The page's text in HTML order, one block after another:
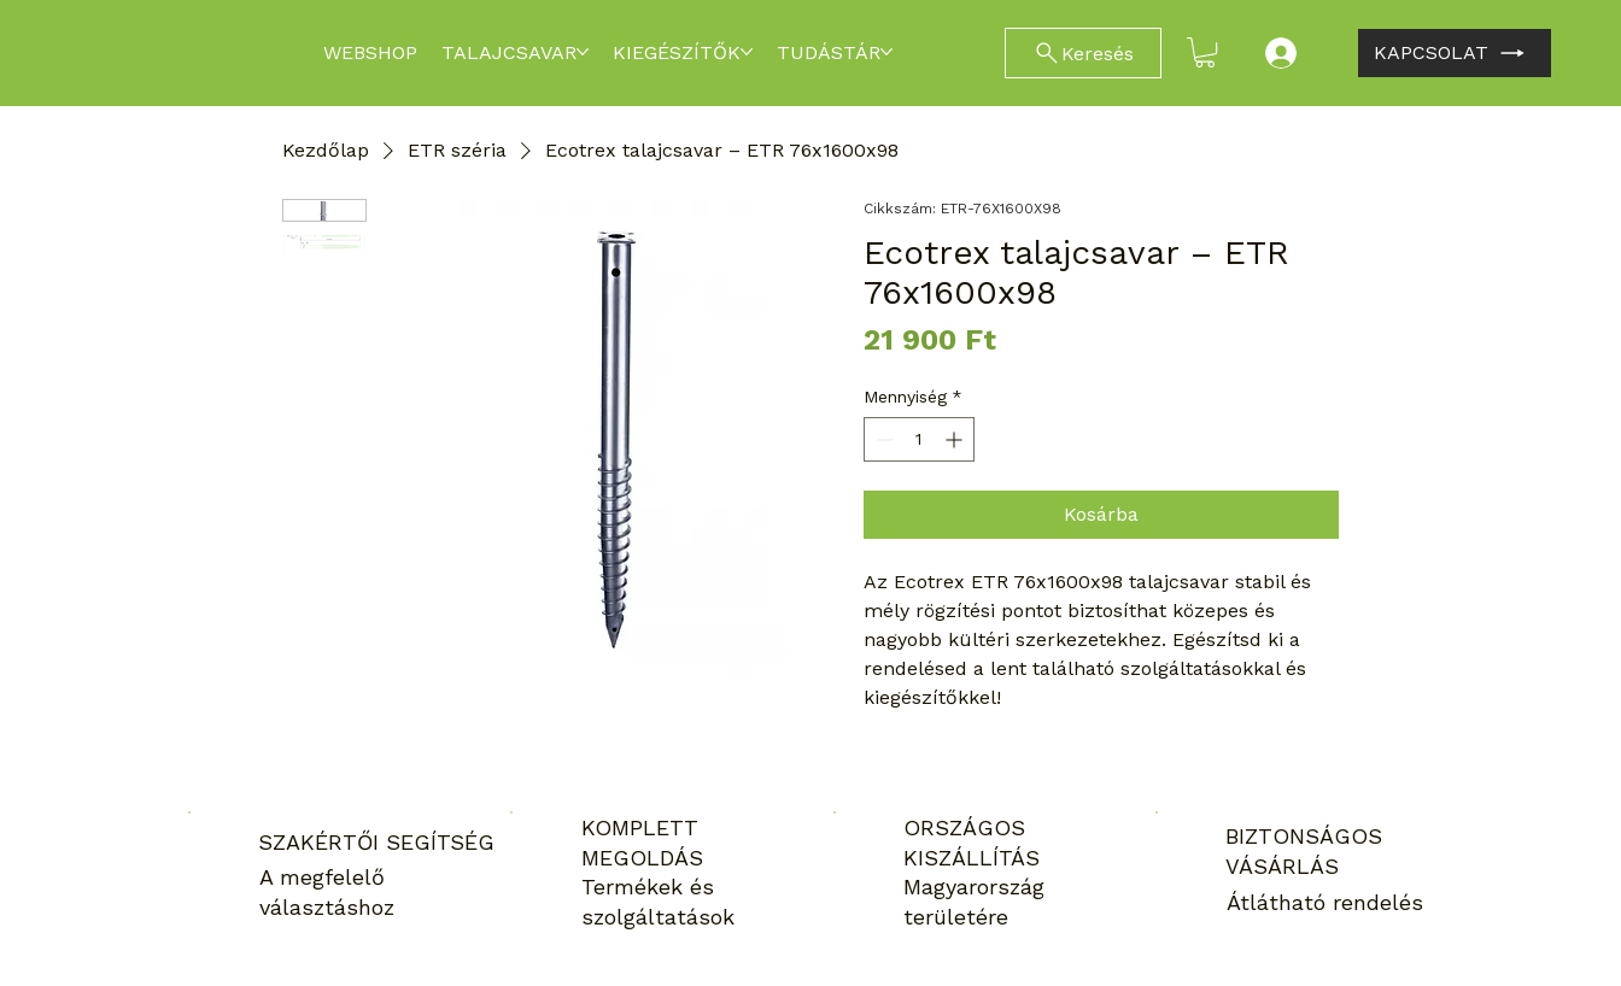
WEBSHOP TALAJCSAVAR KIEGÉSZÍTŐK TUDÁSTÁR Keresés KAPCSOLAT
SZAKÉRTŐI SEGÍTSÉG
A megfelelő
választáshoz
KOMPLETT
MEGOLDÁS
Termékek és
szolgáltatások
ORSZÁGOS
KISZÁLLÍTÁS
Magyarország
területére
BIZTONSÁGOS
VÁSÁRLÁS
Átlátható rendelés
Kezdőlap ETR széria Ecotrex talajcsavar – ETR 76x1600x98
Cikkszám: ETR-76X1600X98
Ecotrex talajcsavar – ETR
76x1600x98
21 900 FtÁr
Mennyiség *
Kosárba
Az Ecotrex ETR 76x1600x98 talajcsavar stabil és
mély rögzítési pontot biztosíthat közepes és
nagyobb kültéri szerkezetekhez. Egészítsd ki a
rendelésed a lent található szolgáltatásokkal és
kiegészítőkkel!